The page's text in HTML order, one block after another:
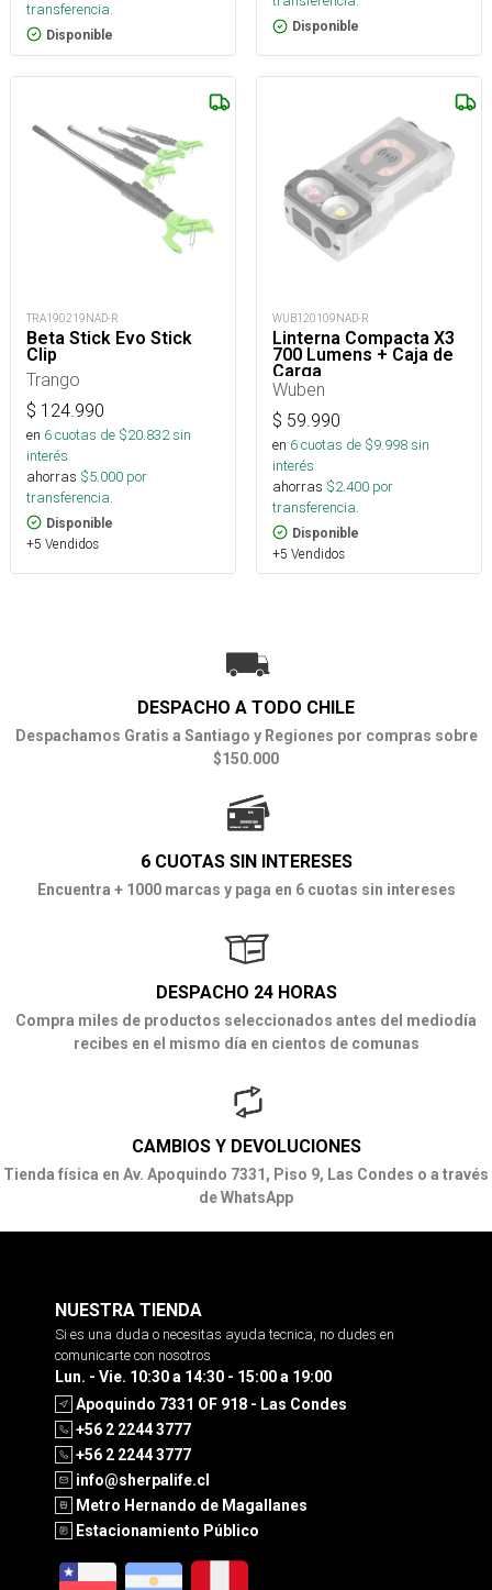
transferencia.
Disponible
Disponible
TRA190219NAD-R
Beta Stick Evo Stick
Clip
Trango
$ 124.990
en 6cuotas de $20.832sin
interés
ahorras $5.000 por
transferencia.
Disponible
+5 Vendidos
WUB120109NAD-R
Linterna Compacta X3
700 Lumens + Caja de
Carga
Wuben
$ 59.990
en 6cuotas de $9.998sin
interés
ahorras $2.400 por
transferencia.
Disponible
+5 Vendidos
DESPACHO A TODO CHILE
Despachamos Gratis a Santiago y Regiones por compras sobre
$150.000
6 CUOTAS SIN INTERESES
Encuentra + 1000 marcas y paga en 6 cuotas sin intereses
DESPACHO 24 HORAS
Compra miles de productos seleccionados antes del mediodía
recibes en el mismo día en cientos de comunas
CAMBIOS Y DEVOLUCIONES
Tienda física en Av. Apoquindo 7331, Piso 9, Las Condes o a través
de WhatsApp
NUESTRA TIENDA
Si es una duda o necesitas ayuda tecnica, no dudes en
comunicarte con nosotros
Lun. - Vie. 10:30 a 14:30 - 15:00 a 19:00
Apoquindo 7331 OF 918 - Las Condes
+56 2 2244 3777
+56 2 2244 3777
info@sherpalife.cl
Metro Hernando de Magallanes
Estacionamiento Público